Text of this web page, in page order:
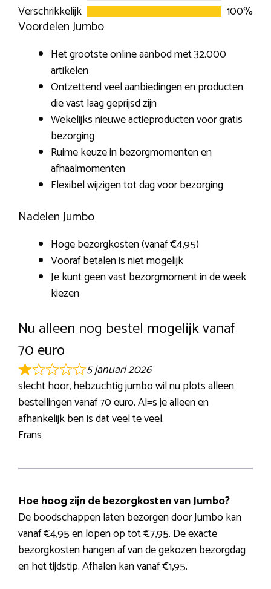
o
u
t
o
f
5
Verschrikkelijk
100%
Voordelen Jumbo
Het grootste online aanbod met 32.000
artikelen
Ontzettend veel aanbiedingen en producten
die vast laag geprijsd zijn
Wekelijks nieuwe actieproducten voor gratis
bezorging
Ruime keuze in bezorgmomenten en
afhaalmomenten
Flexibel wijzigen tot dag voor bezorging
Nadelen Jumbo
Hoge bezorgkosten (vanaf €4,95)
Vooraf betalen is niet mogelijk
Je kunt geen vast bezorgmoment in de week
kiezen
Nu alleen nog bestel mogelijk vanaf
70 euro
R
a
t
e
o
t
o
f
5
5 januari 2026
slecht hoor, hebzuchtig jumbo wil nu plots alleen
bestellingen vanaf 70 euro. Al=s je alleen en
afhankelijk ben is dat veel te veel.
Frans
Hoe hoog zijn de bezorgkosten van Jumbo?
De boodschappen laten bezorgen door Jumbo kan
vanaf €4,95 en lopen op tot €7,95. De exacte
bezorgkosten hangen af van de gekozen bezorgdag
en het tijdstip. Afhalen kan vanaf €1,95.